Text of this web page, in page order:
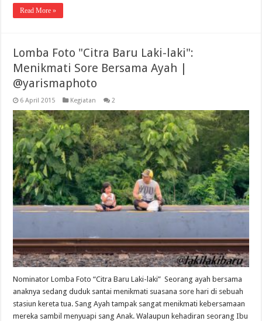
Read More »
Lomba Foto "Citra Baru Laki-laki":
Menikmati Sore Bersama Ayah |
@yarismaphoto
6 April 2015 Kegiatan 2
Nominator Lomba Foto “Citra Baru Laki-laki” Seorang ayah bersama
anaknya sedang duduk santai menikmati suasana sore hari di sebuah
stasiun kereta tua. Sang Ayah tampak sangat menikmati kebersamaan
mereka sambil menyuapi sang Anak. Walaupun kehadiran seorang Ibu